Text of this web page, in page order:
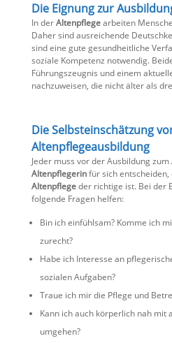
Die Eignung zur
In derAltenpflegearbeiten
Daher sind ausreichende
sind eine gute gesundheitliche
soziale Kompetenz notwendig.
Führungszeugnis und einem
nachzuweisen, die nicht älter als
Die Selbsteinschätzung
Altenpflegeausbildung
Jeder muss vor der Ausbildung zum
Altenpflegerinfür sich entscheiden,
Altenpflegeder richtige ist. Bei der
folgende Fragen helfen:
Bin ich einfühlsam? Komme ich
zurecht?
Habe ich Interesse an
sozialen Aufgaben?
Traue ich mir die Pflege und
Kann ich auch körperlich nah mit
umgehen?